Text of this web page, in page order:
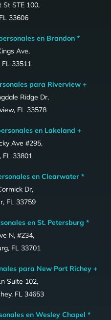
STE 100,
33606
en Brandon *
Ave,
FL 33511
para Riverview +
Ridge Dr,
FL 33578
en Lakeland +
Ave #295,
FL 33801
en Clearwater *
Dr,
FL 33759
en St. Petersburg *
N, #234,
FL 33701
para New Port Richey +
Suite 102,
FL 34653
en Wesley Chapel *